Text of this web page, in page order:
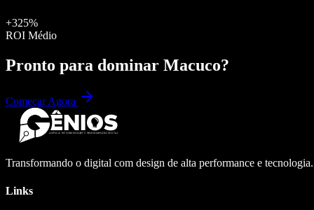
+325%
ROI Médio
Pronto para dominar Macuco?
Começar Agora
Transformando o digital com design de alta performance e
Links